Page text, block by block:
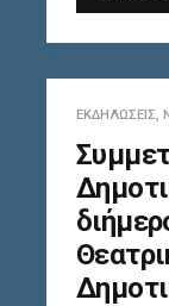
ΕΚΔΗΛΏΣΕΙΣ,